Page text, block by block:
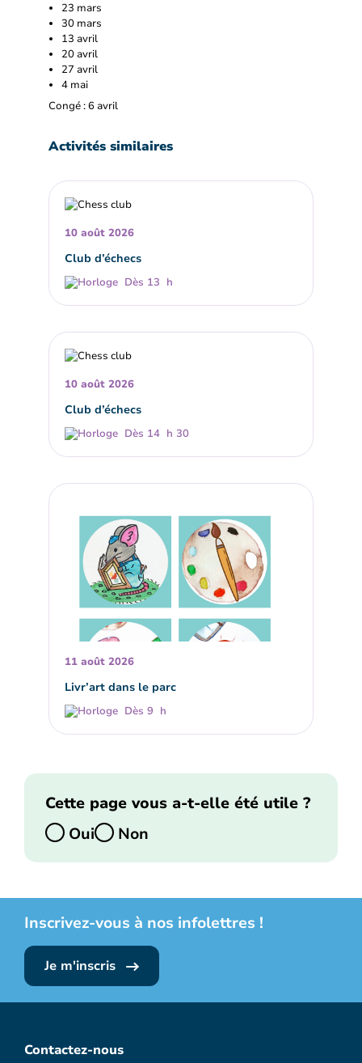
23 mars
30 mars
13 avril
20 avril
27 avril
4 mai
Congé : 6 avril
Activités similaires
10 août 2026
Club d’échecs
Dès 13 h
10 août 2026
Club d’échecs
Dès 14 h 30
11 août 2026
Livr’art dans le parc
Dès 9 h
Cette page vous a-t-elle été utile ?
Oui
Non
Inscrivez-vous à nos infolettres !
Je m'inscris
Contactez-nous